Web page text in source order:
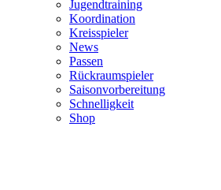
Jugendtraining
Koordination
Kreisspieler
News
Passen
Rückraumspieler
Saisonvorbereitung
Schnelligkeit
Shop